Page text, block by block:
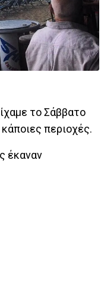
το Σάββατο
περιοχές.
έκαναν